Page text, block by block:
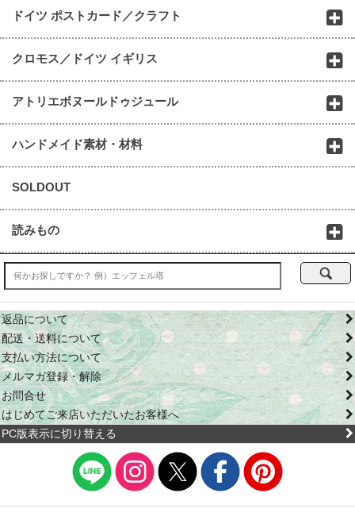
ドイツ ポストカード／クラフト
クロモス／ドイツ イギリス
アトリエボヌールドゥジュール
ハンドメイド素材・材料
SOLDOUT
読みもの
返品について
配送・送料について
支払い方法について
メルマガ登録・解除
お問合せ
はじめてご来店いただいたお客様へ
PC版表示に切り替える